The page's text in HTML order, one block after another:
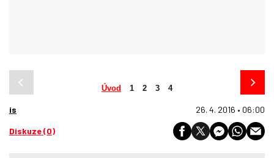
Úvod 1 2 3 4
is 26. 4. 2016 • 06:00
Diskuze (0)